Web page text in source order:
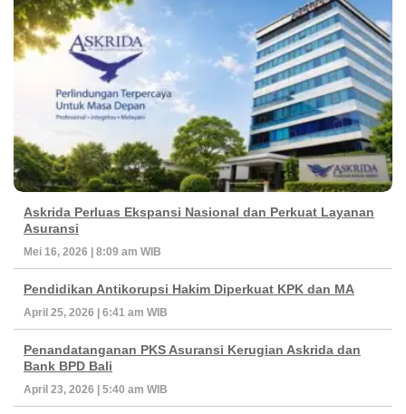
Askrida Perluas Ekspansi Nasional dan Perkuat Layanan
Asuransi
Mei 16, 2026 | 8:09 am WIB
Pendidikan Antikorupsi Hakim Diperkuat KPK dan MA
April 25, 2026 | 6:41 am WIB
Penandatanganan PKS Asuransi Kerugian Askrida dan
Bank BPD Bali
April 23, 2026 | 5:40 am WIB